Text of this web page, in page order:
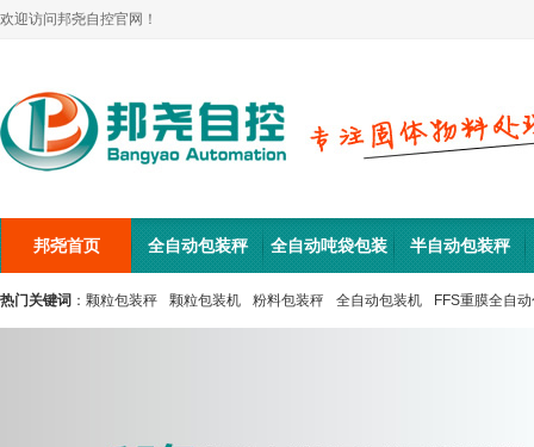
欢迎访问邦尧自控官网！
邦尧首页 全自动包装秤 全自动吨袋包装
机
半自动包装秤
热门关键词 ： 颗粒包装秤 颗粒包装机 粉料包装秤 全自动包装机
FFS重膜全自
生产线